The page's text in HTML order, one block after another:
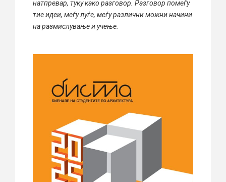
натпревар, туку како разговор. Разговор помеѓу
тие идеи, меѓу луѓе, меѓу различни можни начини
на размислување и учење.